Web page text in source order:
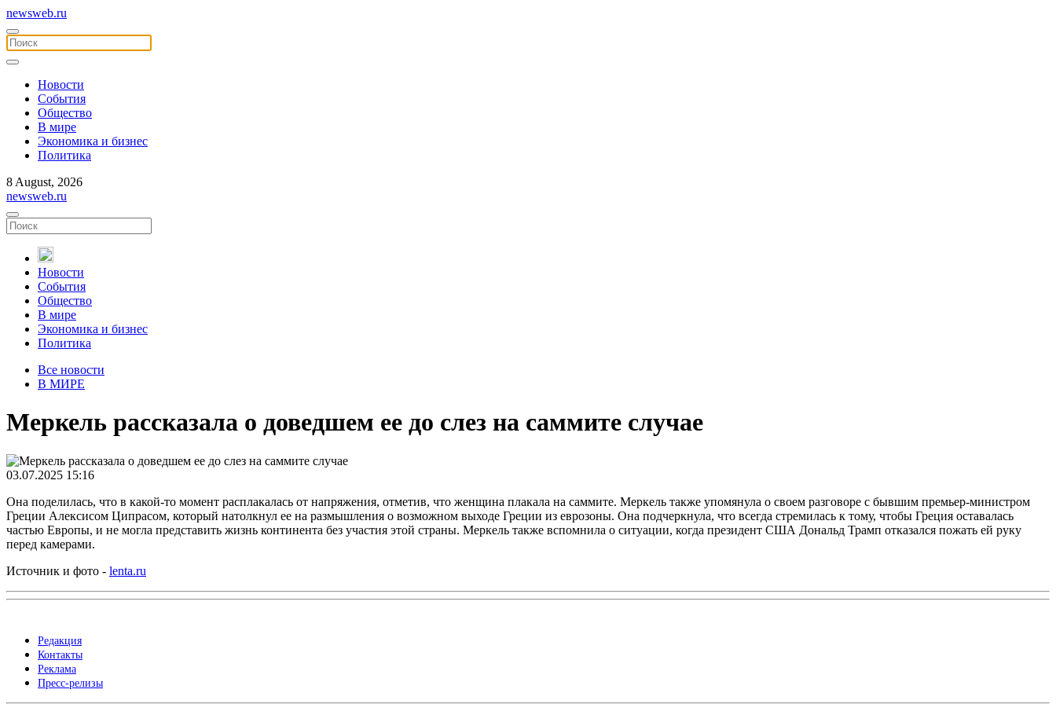
newsweb.ru
Новости
События
Общество
В мире
Экономика и бизнес
Политика
8 August, 2026
newsweb.ru
Новости
События
Общество
В мире
Экономика и бизнес
Политика
Все новости
В МИРЕ
Меркель рассказала о доведшем ее до слез на саммите случае
03.07.2025 15:16
Она поделилась, что в какой-то момент расплакалась от напряжения, отметив, что женщина плакала на саммите. Меркель также упомянула о своем разговоре с бывшим премьер-министром
Греции Алексисом Ципрасом, который натолкнул ее на размышления о возможном выходе Греции из еврозоны. Она подчеркнула, что всегда стремилась к тому, чтобы Греция оставалась
частью Европы, и не могла представить жизнь континента без участия этой страны. Меркель также вспомнила о ситуации, когда президент США Дональд Трамп отказался пожать ей руку
перед камерами.
Источник и фото - lenta.ru
Редакция
Контакты
Реклама
Пресс-релизы